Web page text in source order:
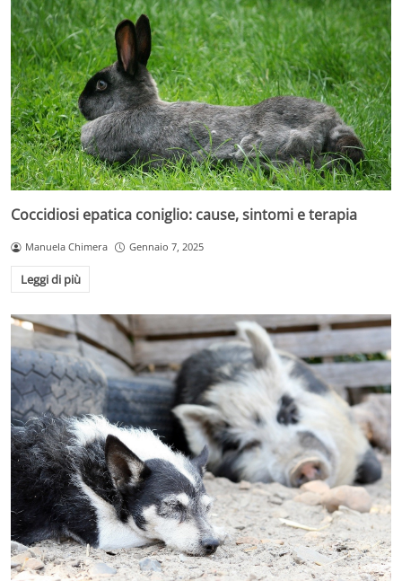
Coccidiosi epatica coniglio: cause, sintomi e terapia
Manuela Chimera Gennaio 7, 2025
Leggi di più